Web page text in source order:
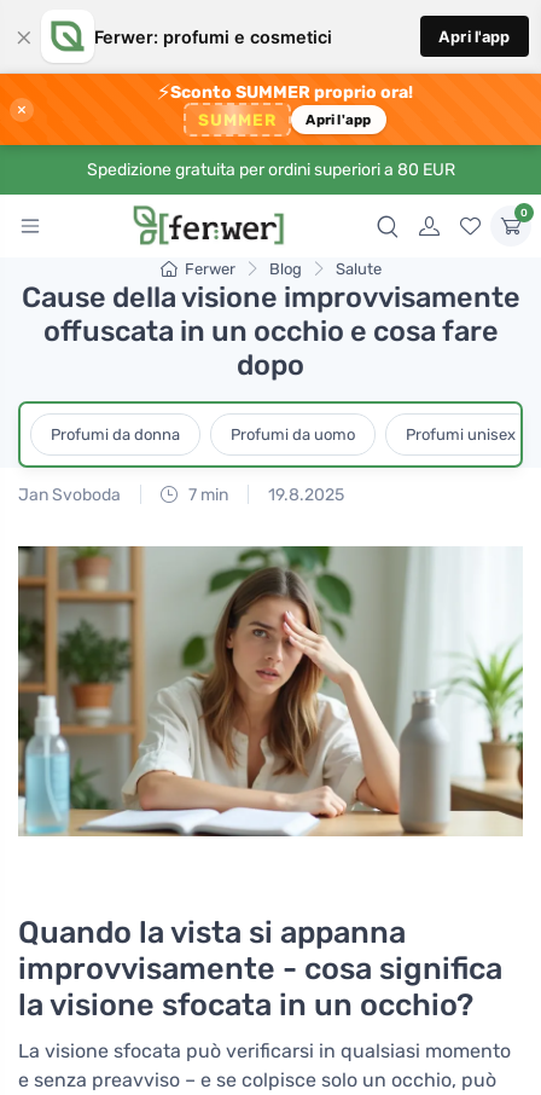
× Ferwer: profumi e cosmetici Apri l'app
×
⚡Sconto SUMMER proprio ora!
SUMMER Apri l'app
Spedizione gratuita per ordini superiori a 80 EUR
0
Ferwer Blog Salute
Cause della visione improvvisamente
offuscata in un occhio e cosa fare
dopo
Profumi da donna Profumi da uomo Profumi unisex
Jan Svoboda 7 min 19.8.2025
Quando la vista si appanna
improvvisamente - cosa significa
la visione sfocata in un occhio?
La visione sfocata può verificarsi in qualsiasi momento
e senza preavviso – e se colpisce solo un occhio, può